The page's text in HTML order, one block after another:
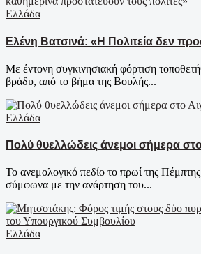
Ελλάδα
Ελένη Βατσινά: «Η Πολιτεία δεν
Με έντονη συγκινησιακή φόρτιση
βράδυ, από το βήμα της Βουλής...
Ελλάδα
Πολύ θυελλώδεις άνεμοι σήμερα στο
Το ανεμολογικό πεδίο το πρωί της
σύμφωνα με την ανάρτηση του...
Ελλάδα